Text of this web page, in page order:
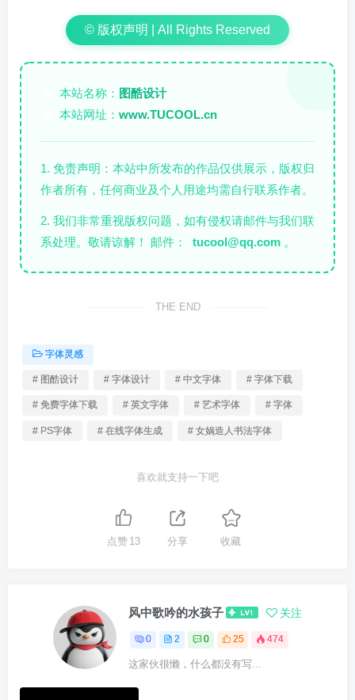
© 版权声明 | All Rights Reserved
本站名称： 图酷设计
本站网址： www.TUCOOL.cn
1. 免责声明：本站中所发布的作品仅供展示，版权归
作者所有，任何商业及个人用途均需自行联系作者。
2. 我们非常重视版权问题，如有侵权请邮件与我们联
系处理。敬请谅解！ 邮件：
tucool@qq.com 。
THE END
字体灵感
# 图酷设计 # 字体设计 # 中文字体 # 字体下载
# 免费字体下载 # 英文字体 # 艺术字体 # 字体
# PS字体 # 在线字体生成 # 女娲造人书法字体
喜欢就支持一下吧
点赞 13 分享 收藏
风中歌吟的水孩子 关注
0 2 0 25 474
这家伙很懒，什么都没有写...